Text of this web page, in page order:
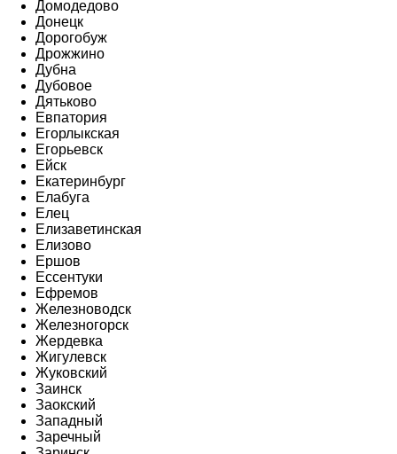
Домодедово
Донецк
Дорогобуж
Дрожжино
Дубна
Дубовое
Дятьково
Евпатория
Егорлыкская
Егорьевск
Ейск
Екатеринбург
Елабуга
Елец
Елизаветинская
Елизово
Ершов
Ессентуки
Ефремов
Железноводск
Железногорск
Жердевка
Жигулевск
Жуковский
Заинск
Заокский
Западный
Заречный